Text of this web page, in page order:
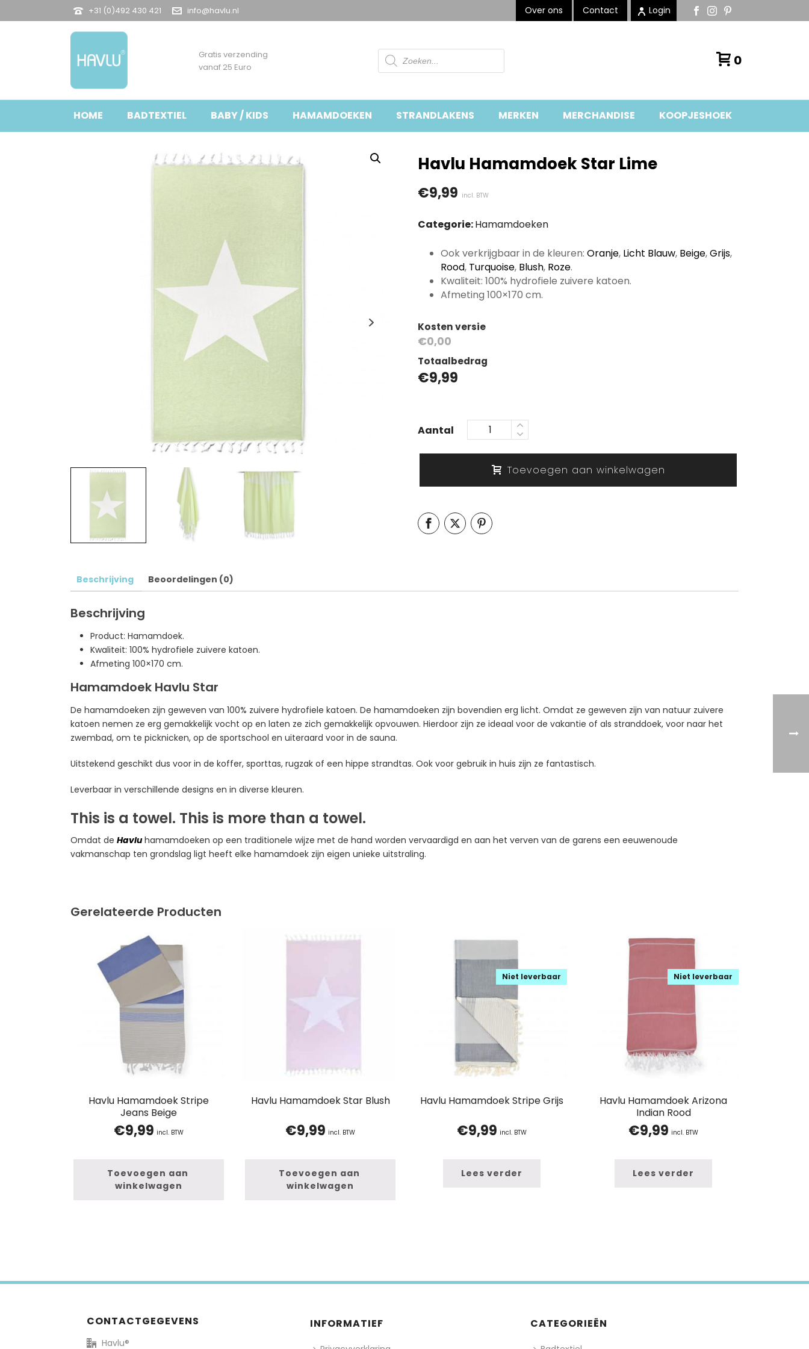
+31 (0)492 430 421 info@havlu.nl Over ons Contact Login
Gratis verzending
vanaf 25 Euro
Producten
zoeken 0
HOME BADTEXTIEL BABY / KIDS HAMAMDOEKEN STRANDLAKENS MERKEN MERCHANDISE KOOPJESHOEK
Havlu Hamamdoek Star Lime
€9,99 incl. BTW
Categorie:Hamamdoeken
Ook verkrijgbaar in de kleuren: Oranje, Licht Blauw, Beige,Grijs,
Rood, Turquoise, Blush, Roze.
Kwaliteit: 100% hydrofiele zuivere katoen.
Afmeting 100×170 cm.
Kosten versie
€0,00
Totaalbedrag
€9,99
Aantal
Toevoegen aan winkelwagen
Beschrijving Beoordelingen (0)
Beschrijving
Product: Hamamdoek.
Kwaliteit: 100% hydrofiele zuivere katoen.
Afmeting 100×170 cm.
Hamamdoek Havlu Star
De hamamdoeken zijn geweven van 100% zuivere hydrofiele katoen. De hamamdoeken zijn bovendien erg licht. Omdat ze geweven zijn van natuur zuivere
katoen nemen ze erg gemakkelijk vocht op en laten ze zich gemakkelijk opvouwen. Hierdoor zijn ze ideaal voor de vakantie of als stranddoek, voor naar het
zwembad, om te picknicken, op de sportschool en uiteraard voor in de sauna.
Uitstekend geschikt dus voor in de koffer, sporttas, rugzak of een hippe strandtas. Ook voor gebruik in huis zijn ze fantastisch.
Leverbaar in verschillende designs en in diverse kleuren.
This is a towel. This is more than a towel.
Omdat de Havluhamamdoeken op een traditionele wijze met de hand worden vervaardigd en aan het verven van de garens een eeuwenoude
vakmanschap ten grondslag ligt heeft elke hamamdoek zijn eigen unieke uitstraling.
Gerelateerde Producten
Havlu Hamamdoek Stripe
Jeans Beige
€9,99 incl. BTW
Toevoegen aan
winkelwagen
Havlu Hamamdoek Star Blush
€9,99 incl. BTW
Toevoegen aan
winkelwagen
Havlu Hamamdoek Stripe Grijs
Niet leverbaar
€9,99 incl. BTW
Lees verder
Havlu Hamamdoek Arizona
Indian Rood
Niet leverbaar
€9,99 incl. BTW
Lees verder
CONTACTGEGEVENS
Havlu®
INFORMATIEF CATEGORIEËN